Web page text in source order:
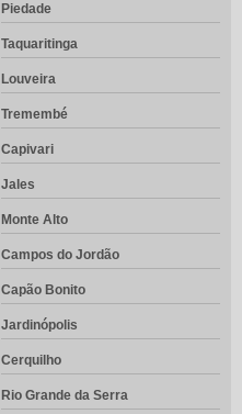
Piedade
Taquaritinga
Louveira
Tremembé
Capivari
Jales
Monte Alto
Campos do Jordão
Capão Bonito
Jardinópolis
Cerquilho
Rio Grande da Serra